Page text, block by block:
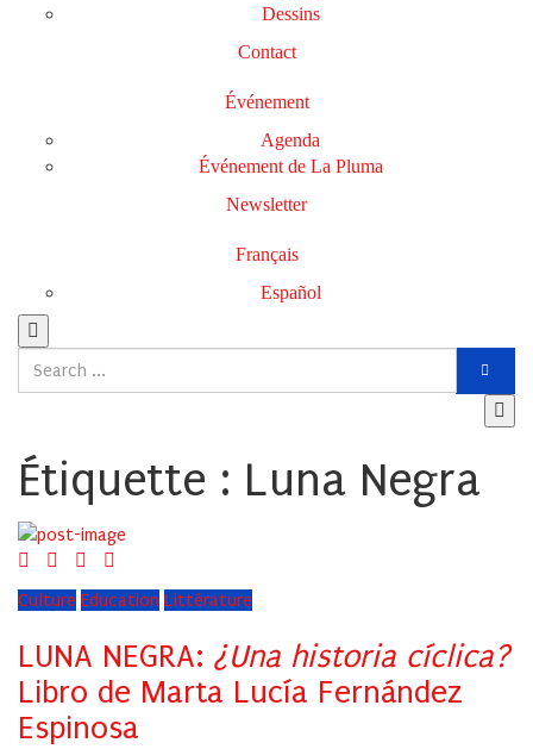
Dessins
Contact
Événement
Agenda
Événement de La Pluma
Newsletter
Français
Español
Étiquette : Luna Negra
Culture Education Littérature
LUNA NEGRA: ¿Una historia cíclica?
Libro de Marta Lucía Fernández
Espinosa